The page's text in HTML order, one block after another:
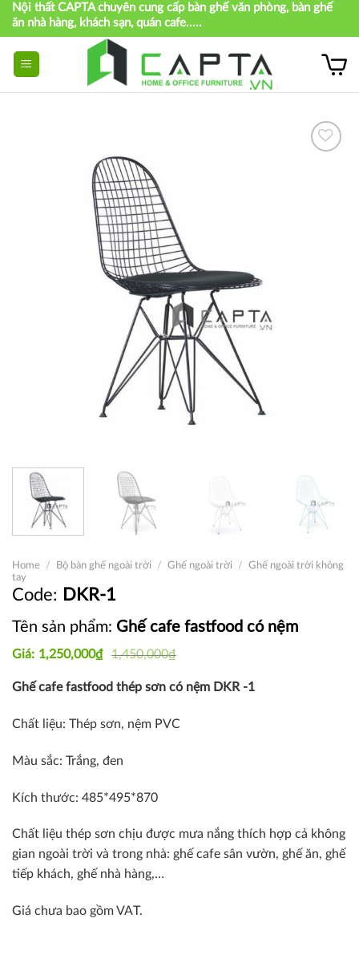
Skip
content
Nội thất CAPTA chuyên cung cấp bàn ghế văn phòng, bàn ghế
ăn nhà hàng, khách sạn, quán cafe.....
Home / Bộ bàn ghế ngoài trời / Ghế ngoài trời / Ghế ngoài trời không
tay
DKR-1
Tên sản phẩm: Ghế cafe fastfood có nệm
1,450,000₫
Original
was:
1,450,000₫.
1,250,000₫
Current
is:
1,250,000₫.
Ghế cafe fastfood thép sơn có nệm DKR -1
Chất liệu: Thép sơn, nệm PVC
Màu sắc: Trắng, đen
Kích thước: 485*495*870
Chất liệu thép sơn chịu được mưa nắng thích hợp cả không
gian ngoài trời và trong nhà: ghế cafe sân vườn, ghế ăn, ghế
tiếp khách, ghế nhà hàng,…
Giá chưa bao gồm VAT.